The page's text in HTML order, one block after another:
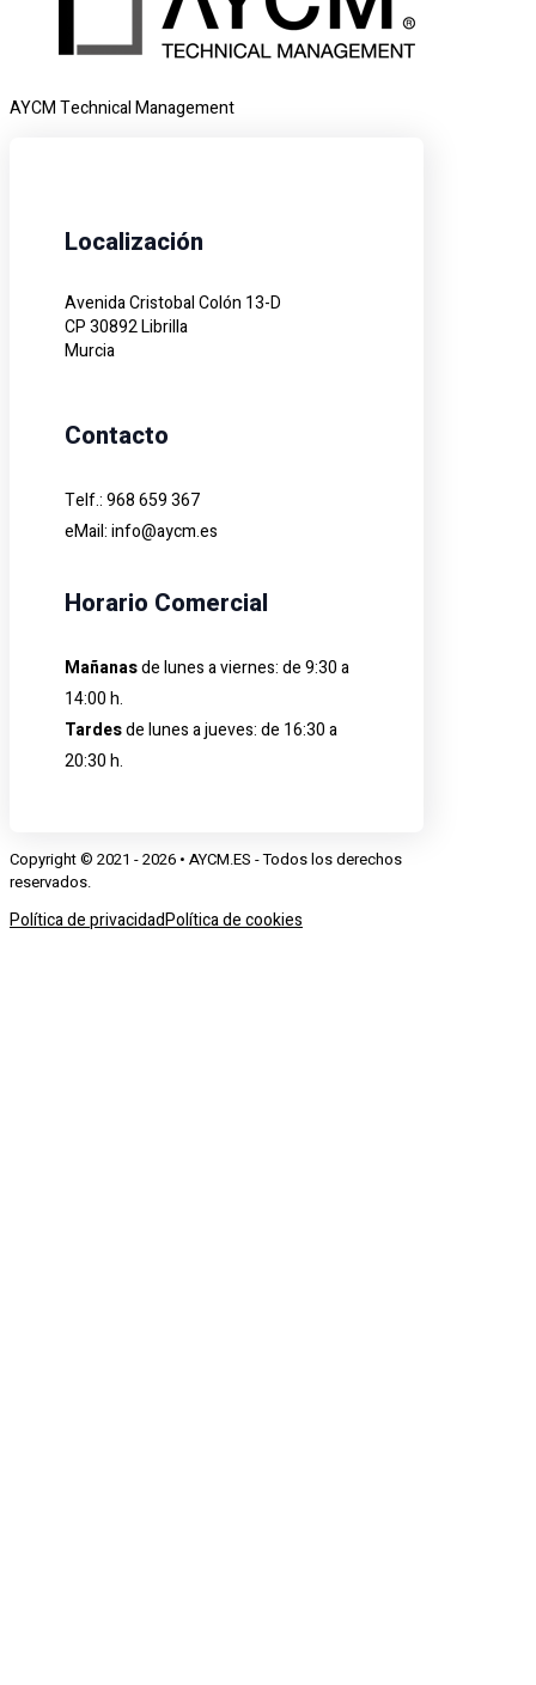
AYCM Technical Management
Localización
Avenida Cristobal Colón 13-D
CP 30892 Librilla
Murcia
Contacto
Telf.: 968 659 367
eMail:info@aycm.es
Horario Comercial
Mañanasde lunes a viernes: de 9:30 a
14:00 h.
Tardesde lunes a jueves: de 16:30 a
20:30 h.
Copyright © 2021 - 2026 • AYCM.ES - Todos los derechos
reservados.
Política de privacidadPolítica de cookies